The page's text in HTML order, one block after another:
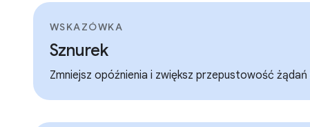
WSKAZÓWKA
Sznurek
Zmniejsz opóźnienia i zwiększ przepustowość